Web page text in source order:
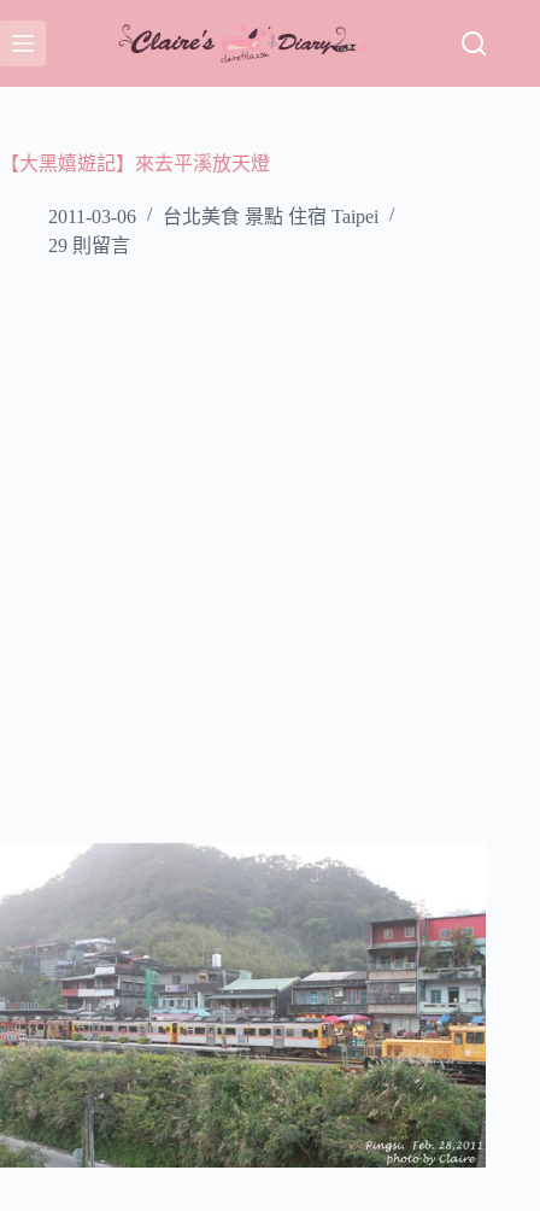
至
主
容【大黑嬉遊記】來去平溪放天燈
2011-03-06
台北美食 景點 住宿 Taipei
29 則留言